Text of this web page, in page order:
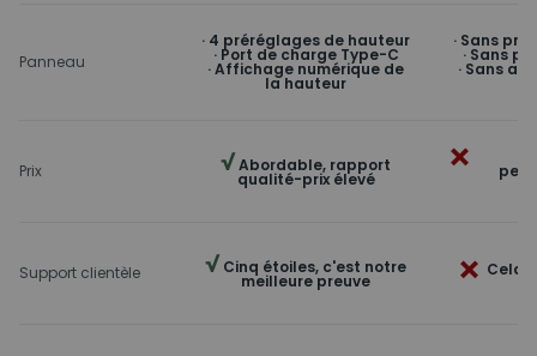
Panneau
· 4 préréglages de hauteur
· Port de charge Type-C
· Affichage numérique de
la hauteur
· Sans
· Sans
· Sans
Prix √Abordable, rapport
qualité-prix élevé
×
Support clientèle √ Cinq étoiles, c'est notre
meilleure preuve × Cela